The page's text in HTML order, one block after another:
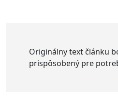
Originálny text článku
prispôsobený pre